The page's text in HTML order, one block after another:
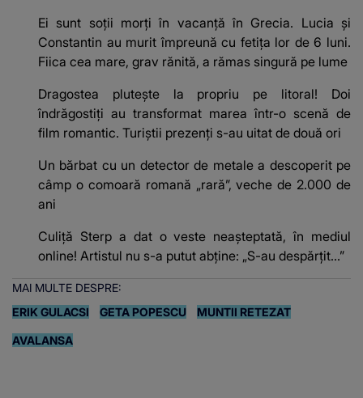
Ei sunt soții morți în vacanță în Grecia. Lucia și
Constantin au murit împreună cu fetița lor de 6 luni.
Fiica cea mare, grav rănită, a rămas singură pe lume
Dragostea plutește la propriu pe litoral! Doi
îndrăgostiți au transformat marea într-o scenă de
film romantic. Turiștii prezenți s-au uitat de două ori
Un bărbat cu un detector de metale a descoperit pe
câmp o comoară romană „rară”, veche de 2.000 de
ani
Culiță Sterp a dat o veste neașteptată, în mediul
online! Artistul nu s-a putut abține: „S-au despărțit...”
MAI MULTE DESPRE:
ERIK GULACSI
GETA POPESCU MUNTII RETEZAT
AVALANSA